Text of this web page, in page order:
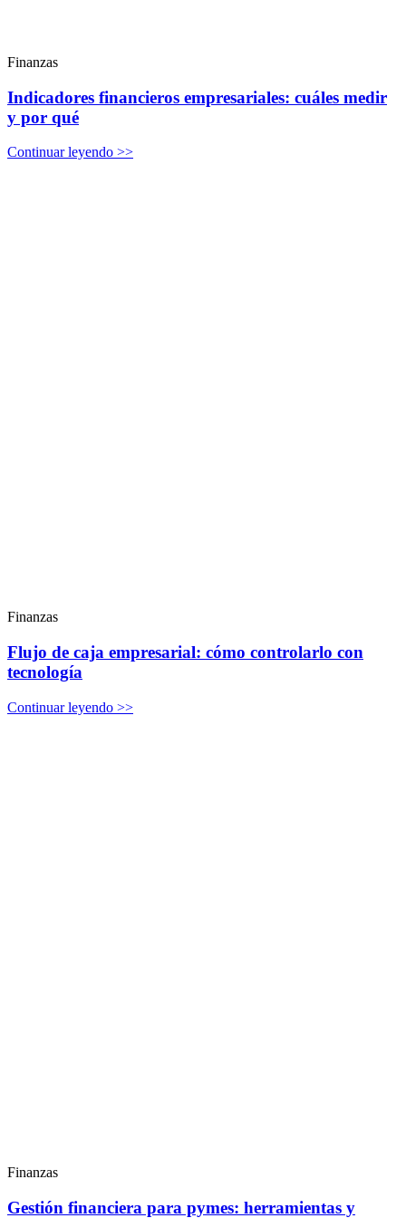
Finanzas
Indicadores financieros empresariales: cuáles medir
y por qué
Continuar leyendo >>
Finanzas
Flujo de caja empresarial: cómo controlarlo con
tecnología
Continuar leyendo >>
Finanzas
Gestión financiera para pymes: herramientas y